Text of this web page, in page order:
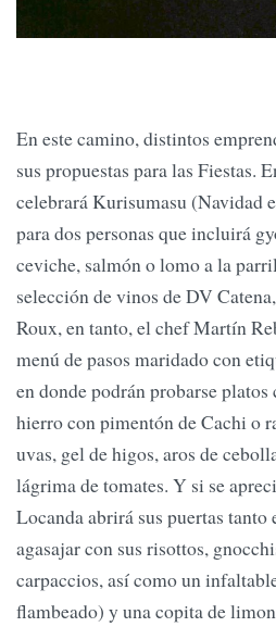
En este camino, distintos
sus propuestas para las Fiestas.
celebrará Kurisumasu (Navidad
para dos personas que incluirá
ceviche, salmón o lomo a la
selección de vinos de DV
Roux, en tanto, el chef Martín
menú de pasos maridado con
en donde podrán probarse
hierro con pimentón de Cachi o
uvas, gel de higos, aros de
lágrima de tomates. Y si se
Locanda abrirá sus puertas tanto
agasajar con sus risottos,
carpaccios, así como un
flambeado) y una copita de